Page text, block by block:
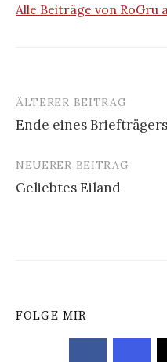
Alle Beiträge von RoGru
Beitrags-
Navigation
ÄLTERER BEITRAG
Ende eines Briefträgers
NEUERER BEITRAG
Geliebtes Eiland
FOLGE MIR